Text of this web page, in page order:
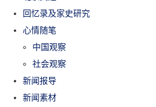
回忆录及家史研究
心情随笔
中国观察
社会观察
新闻报导
新闻素材